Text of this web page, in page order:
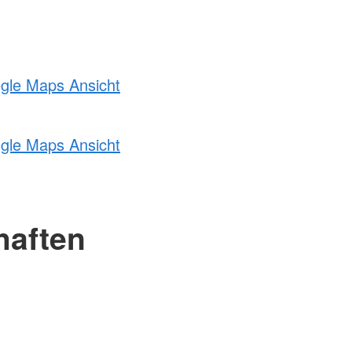
Maps Ansicht
Maps Ansicht